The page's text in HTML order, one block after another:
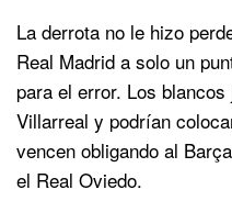
La derrota no le hizo
Real Madrid a solo un
para el error. Los
Villarreal y podrían
vencen obligando al
el Real Oviedo.